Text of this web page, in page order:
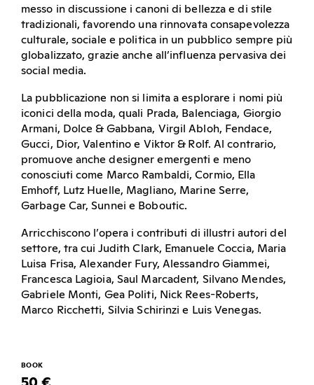
messo in discussione i canoni di bellezza e di stile
tradizionali, favorendo una rinnovata consapevolezza
culturale, sociale e politica in un pubblico sempre più
globalizzato, grazie anche all’influenza pervasiva dei
social media.
La pubblicazione non si limita a esplorare i nomi più
iconici della moda, quali Prada, Balenciaga, Giorgio
Armani, Dolce & Gabbana, Virgil Abloh, Fendace,
Gucci, Dior, Valentino e Viktor & Rolf. Al contrario,
promuove anche designer emergenti e meno
conosciuti come Marco Rambaldi, Cormio, Ella
Emhoff, Lutz Huelle, Magliano, Marine Serre,
Garbage Car, Sunnei e Boboutic.
Arricchiscono l’opera i contributi di illustri autori del
settore, tra cui Judith Clark, Emanuele Coccia, Maria
Luisa Frisa, Alexander Fury, Alessandro Giammei,
Francesca Lagioia, Saul Marcadent, Silvano Mendes,
Gabriele Monti, Gea Politi, Nick Rees-Roberts,
Marco Ricchetti, Silvia Schirinzi e Luis Venegas.
BOOK